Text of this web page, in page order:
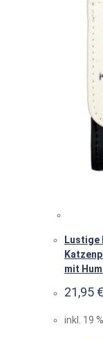
Lustige
mit
21,95 €
inkl. 19